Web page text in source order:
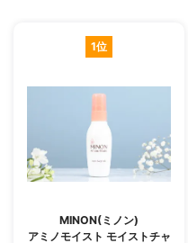
1位
MINON(ミノン)
アミノモイスト モイストチャ